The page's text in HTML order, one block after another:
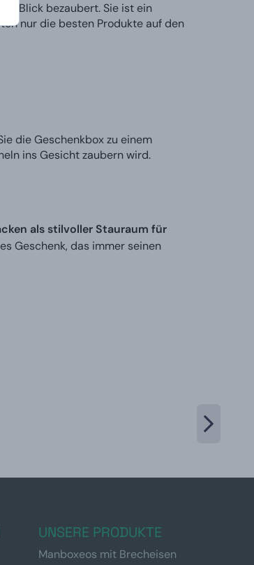
Blick bezaubert. Sie ist ein
nur die besten Produkte auf den
die Geschenkbox zu einem
ins Gesicht zaubern wird.
als stilvoller Stauraum für
Geschenk, das immer seinen
UNSERE PRODUKTE
Manboxeos mit Brecheisen